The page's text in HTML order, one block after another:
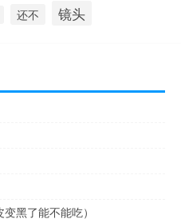
还不 镜头
黑了能不能吃）